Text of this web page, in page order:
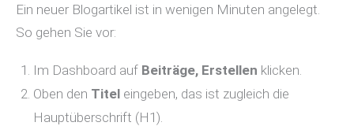
Ein neuer Blogartikel ist in wenigen Minuten angelegt.
So gehen Sie vor:
Im Dashboard auf Beiträge, Erstellen klicken.
Oben den Titel eingeben, das ist zugleich die
Hauptüberschrift (H1).